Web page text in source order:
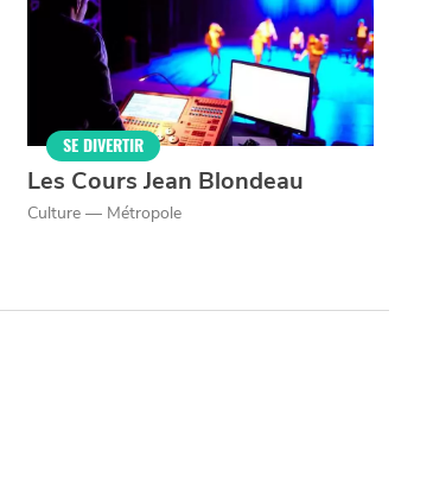
SE DIVERTIR
Les Cours Jean Blondeau
Culture — Métropole